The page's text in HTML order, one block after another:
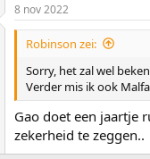
8 nov 2022
Robinson zei:
Sorry, het zal wel
Verder mis ik ook
Gao doet een jaartje
zekerheid te zeggen..